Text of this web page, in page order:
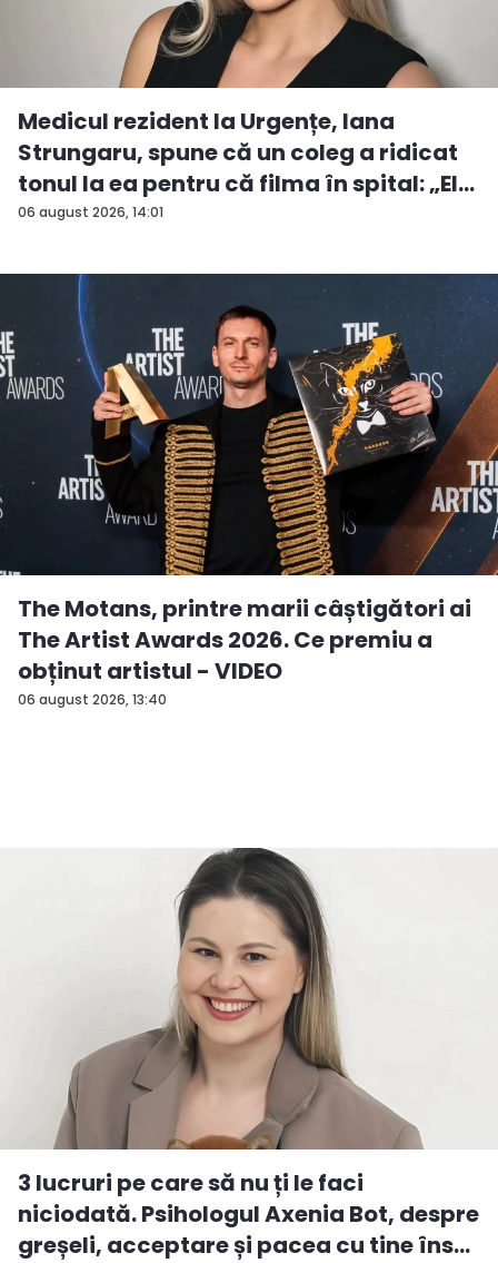
06 august 2026, 14:01
Medicul rezident la Urgențe, Iana
Strungaru, spune că un coleg a ridicat
tonul la ea pentru că filma în spital: „El
a...
06 august 2026, 13:40
The Motans, printre marii câștigători ai
The Artist Awards 2026. Ce premiu a
obținut artistul - VIDEO
3 lucruri pe care să nu ți le faci
niciodată. Psihologul Axenia Bot, despre
greșeli, acceptare și pacea cu tine îns...